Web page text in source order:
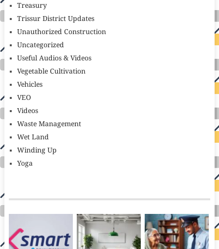
Treasury
Trissur District Updates
Unauthorized Construction
Uncategorized
Useful Audios & Videos
Vegetable Cultivation
Vehicles
VEO
Videos
Waste Management
Wet Land
Winding Up
Yoga